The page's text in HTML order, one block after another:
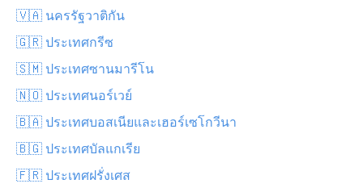
🇻🇦 นครรัฐวาติกัน
🇬🇷 ประเทศกรีซ
🇸🇲 ประเทศซานมารีโน
🇳🇴 ประเทศนอร์เวย์
🇧🇦 ประเทศบอสเนียและเฮอร์เซโกวีนา
🇧🇬 ประเทศบัลแกเรีย
🇫🇷 ประเทศฝรั่งเศส